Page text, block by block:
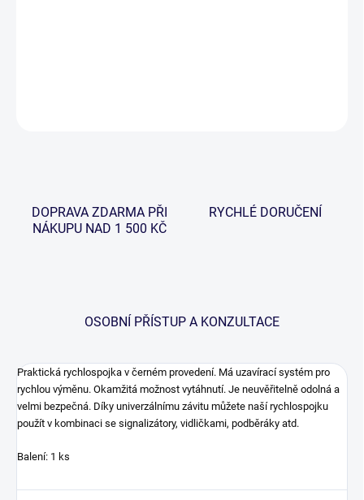
DOPRAVA ZDARMA PŘI
NÁKUPU NAD 1 500 KČ
RYCHLÉ DORUČENÍ
OSOBNÍ PŘÍSTUP A KONZULTACE
Praktická rychlospojka v černém provedení. Má uzavírací systém pro
rychlou výměnu. Okamžitá možnost vytáhnutí. Je neuvěřitelně odolná a
velmi bezpečná. Díky univerzálnímu závitu můžete naší rychlospojku
použít v kombinaci se signalizátory, vidličkami, podběráky atd.
Balení: 1 ks